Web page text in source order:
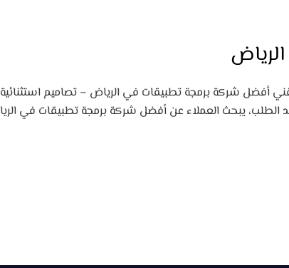
أفضل شركة برمجة تطبيقات في الرياض – تصاميم
الطلب، يبحث العملاء عن أفضل شركة برمجة تطبيقات في